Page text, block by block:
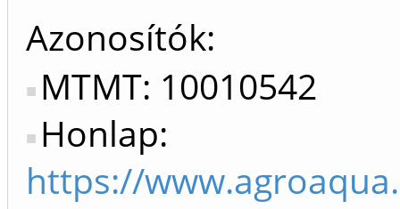
Azonosítók
MTMT: 10010542
Honlap:
https://